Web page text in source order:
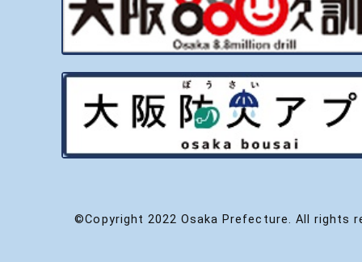
©Copyright 2022 Osaka Prefecture. All rights